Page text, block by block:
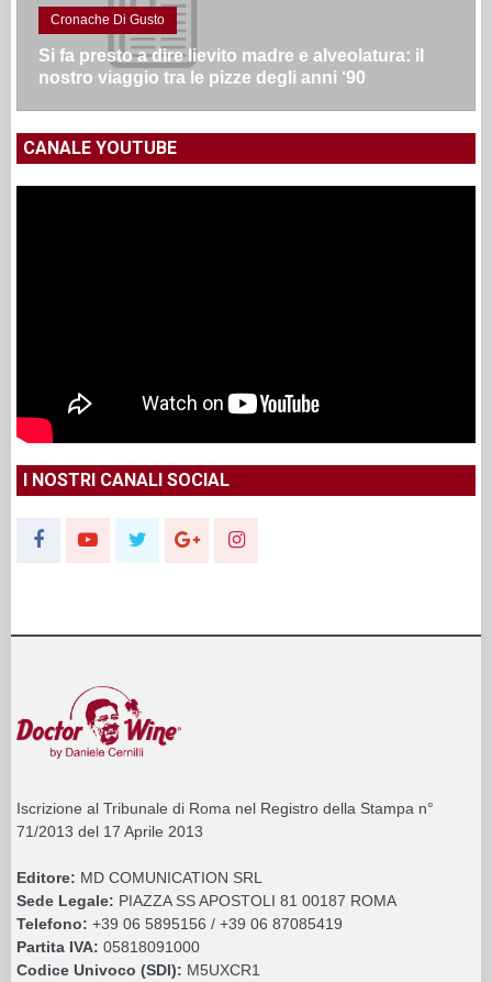
Cronache Di Gusto
Si fa presto a dire lievito madre e alveolatura: il
nostro viaggio tra le pizze degli anni ‘90
CANALE YOUTUBE
I NOSTRI CANALI SOCIAL
Iscrizione al Tribunale di Roma nel Registro della Stampa n°
71/2013 del 17 Aprile 2013
Editore: MD COMUNICATION SRL
Sede Legale: PIAZZA SS APOSTOLI 81 00187 ROMA
Telefono: +39 06 5895156 / +39 06 87085419
Partita IVA: 05818091000
Codice Univoco (SDI): M5UXCR1